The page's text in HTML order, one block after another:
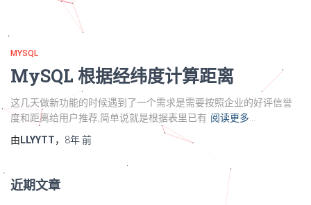
MYSQL
MySQL 根据经纬度计算距离
这几天做新功能的时候遇到了一个需求是需要按照企业的好评信誉
度和距离给用户推荐,简单说就是根据表里已有 阅读更多…
由 LLYYTT， 8年前
近期文章